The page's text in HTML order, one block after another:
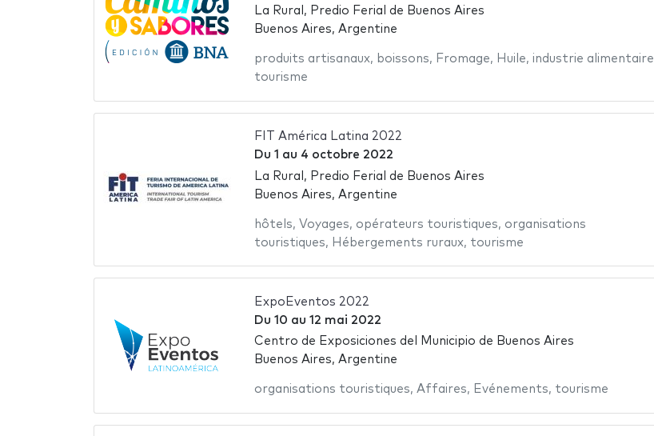
La Rural, Predio Ferial de Buenos Aires
Buenos Aires, Argentine
produits artisanaux, boissons, Fromage, Huile, industrie alimentaire
tourisme
FIT América Latina 2022
Du 1 au 4 octobre 2022
La Rural, Predio Ferial de Buenos Aires
Buenos Aires, Argentine
hôtels, Voyages, opérateurs touristiques, organisations
touristiques, Hébergements ruraux, tourisme
ExpoEventos 2022
Du 10 au 12 mai 2022
Centro de Exposiciones del Municipio de Buenos Aires
Buenos Aires, Argentine
organisations touristiques, Affaires, Evénements, tourisme